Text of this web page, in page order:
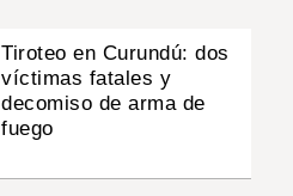
Tiroteo en Curundú: dos
víctimas fatales y
decomiso de arma de
fuego